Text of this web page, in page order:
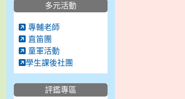
多元活動
專輔老師
直笛團
童軍活動
學生課後社團
評鑑專區